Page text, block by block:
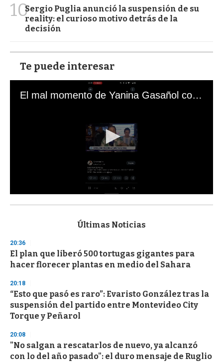
10Sergio Puglia anunció la suspensión de su
reality: el curioso motivo detrás de la
decisión
Te puede interesar
El mal momento de Yanina Gasañol con un hincha argentino en "Subrayado"
s
d
s
o
f
3
s
c
o
d
s
Últimas Noticias
20:36
El plan que liberó 500 tortugas gigantes para
hacer florecer plantas en medio del Sahara
20:18
“Esto que pasó es raro”: Evaristo González tras la
suspensión del partido entre Montevideo City
Torque y Peñarol
20:08
"No salgan a rescatarlos de nuevo, ya alcanzó
con lo del año pasado": el duro mensaje de Ruglio